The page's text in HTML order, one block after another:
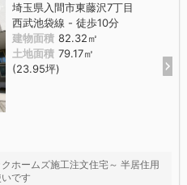
埼玉県入間市東藤沢7丁目
西武池袋線 - 徒歩10分
建物面積 82.32㎡
土地面積 79.17㎡
(23.95坪)
ホームズ施工注文住宅～ 半居住用
です